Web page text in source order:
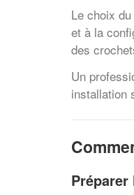
Le choix
et à la
des
Un
installation